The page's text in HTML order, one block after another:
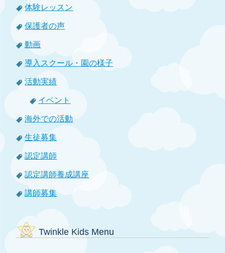
体験レッスン
保護者の声
動画
導入スクール・園の様子
活動実績
イベント
海外での活動
生徒募集
認定講師
認定講師養成講座
講師募集
Twinkle Kids Menu